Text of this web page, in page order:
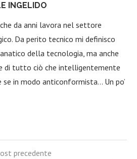
INGELIDO
da anni lavora nel settore
Da perito tecnico mi definisco
della tecnologia, ma anche
di tutto ciò che intelligentemente
se in modo anticonformista… Un po’
precedente